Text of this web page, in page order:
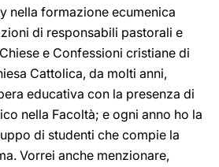
nella formazione ecumenica
di responsabili pastorali e
e Confessioni cristiane di
Cattolica, da molti anni,
educativa con la presenza di
nella Facoltà; e ogni anno ho la
di studenti che compie la
Vorrei anche menzionare,